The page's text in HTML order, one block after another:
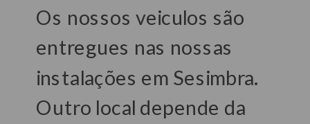
Os nossos veiculos são
entregues nas nossas
instalações em Sesimbra.
Outro local depende da